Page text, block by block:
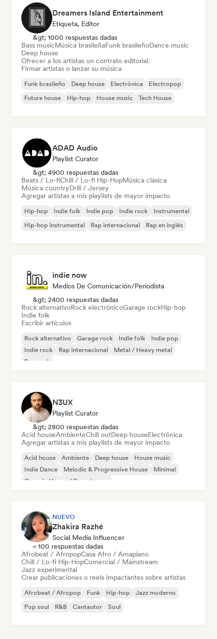
Dreamers Island Entertainment
Etiqueta, Editor
&gt; 1000 respuestas dadas
Bass musicMúsica brasileñaFunk brasileñoDance music
Deep house
Ofrecer a los artistas un contrato editorial.
Firmar artistas o lanzar su música
Funk brasileño Deep house Electrónica
Electropop
Future house
Hip-hop House music Tech House
ADAD Audio
Playlist Curator
&gt; 4900 respuestas dadas
Beats / Lo-fiChill / Lo-fi Hip-HopMúsica clásica
Música countryDrill / Jersey
Agregar artistas a mis playlists de mayor impacto
Hip-hop Indie folk Indie pop Indie rock
Instrumental
Hip-hop instrumental
Rap internacional Rap en inglés
indie now
Medios De Comunicación/Periodista
&gt; 2400 respuestas dadas
Rock alternativoRock electrónicoGarage rockHip-hop
Indie folk
Escribir artículos
Rock alternativo Garage rock Indie folk
Indie pop
Indie rock
Rap internacional
Metal / Heavy metal
Pop rock
N3UX
Playlist Curator
&gt; 2800 respuestas dadas
Acid houseAmbienteChill outDeep houseElectrónica
Agregar artistas a mis playlists de mayor impacto
Acid house Ambiente Deep house
House music
Indie Dance
Melodic & Progressive House
Minimal
Organic House / Downtempo
NUEVO
Zhakira Razhé
Social Media Influencer
< 100 respuestas dadas
Afrobeat / AfropopCasa Afro / Amapiano
Chill / Lo-fi Hip-HopComercial / Mainstream
Jazz experimental
Crear publicaciones o reels impactantes sobre artistas
Afrobeat / Afropop Funk Hip-hop
Jazz moderno
Pop soul
R&B Cantautor Soul